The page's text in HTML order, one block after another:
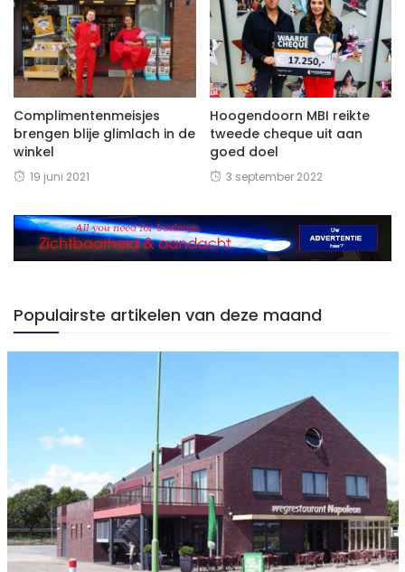
Complimentenmeisjes
brengen blije glimlach in de
winkel
19 juni 2021
Hoogendoorn MBI reikte
tweede cheque uit aan
goed doel
3 september 2022
Populairste artikelen van deze maand